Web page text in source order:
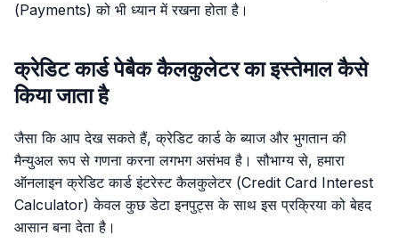
(Payments) को भी ध्यान में रखना होता है।
क्रेडिट कार्ड पेबैक कैलकुलेटर का इस्तेमाल कैसे
किया जाता है
जैसा कि आप देख सकते हैं, क्रेडिट कार्ड के ब्याज और भुगतान की
मैन्युअल रूप से गणना करना लगभग असंभव है। सौभाग्य से, हमारा
ऑनलाइन क्रेडिट कार्ड इंटरेस्ट कैलकुलेटर (Credit Card Interest
Calculator) केवल कुछ डेटा इनपुट्स के साथ इस प्रक्रिया को बेहद
आसान बना देता है।